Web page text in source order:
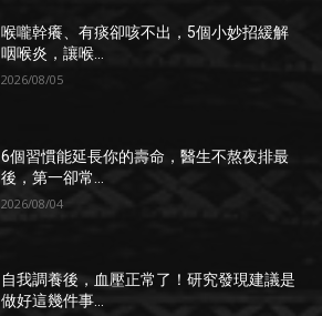
喉嚨幹癢、有痰卻咳不出，5個小妙招緩解
咽喉炎，讓喉...
2026/08/05
6個習慣能延長你的壽命，醫生不熬夜排最
後，第一卻常...
2026/08/04
自我調養後，血壓正常了！研究發現建議是
做好這幾件事...